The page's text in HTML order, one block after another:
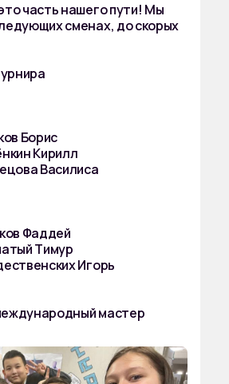
часть нашего пути! Мы
сменах, до скорых
Борис
Кирилл
Василиса
Фаддей
Тимур
Игорь
мастер